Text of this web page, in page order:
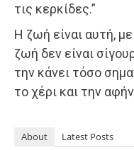
τις κερκίδες.”
Η ζωή είναι αυτή, με
ζωή δεν είναι
την κάνει τόσο
το χέρι και την
About Latest Posts